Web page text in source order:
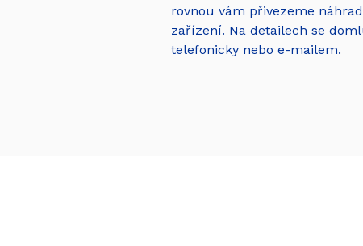
rovnou vám přivezeme
zařízení. Na detailech se
telefonicky nebo e-mailem.